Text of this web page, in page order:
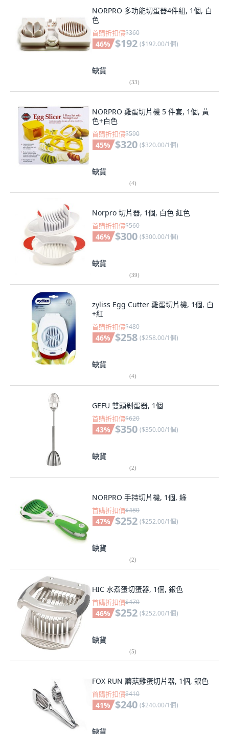
NORPRO 多功能切蛋器4件組, 1個, 白
色
首購折扣價$360
46% $192 ($192.00/1個)
缺貨
(33)
NORPRO 雞蛋切片機 5 件套, 1個, 黃
色+白色
首購折扣價$590
45% $320 ($320.00/1個)
缺貨
(4)
Norpro 切片器, 1個, 白色 紅色
首購折扣價$560
46% $300 ($300.00/1個)
缺貨
(39)
zyliss Egg Cutter 雞蛋切片機, 1個, 白
+紅
首購折扣價$480
46% $258 ($258.00/1個)
缺貨
(4)
GEFU 雙頭剝蛋器, 1個
首購折扣價$620
43% $350 ($350.00/1個)
缺貨
(2)
NORPRO 手持切片機, 1個, 綠
首購折扣價$480
47% $252 ($252.00/1個)
缺貨
(2)
HIC 水煮蛋切蛋器, 1個, 銀色
首購折扣價$470
46% $252 ($252.00/1個)
缺貨
(5)
FOX RUN 蘑菇雞蛋切片器, 1個, 銀色
首購折扣價$410
41% $240 ($240.00/1個)
缺貨